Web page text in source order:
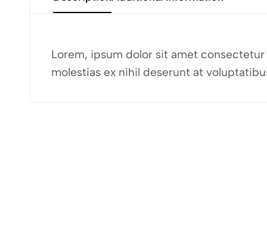
Lorem, ipsum dolor sit amet
molestias ex nihil deserunt at